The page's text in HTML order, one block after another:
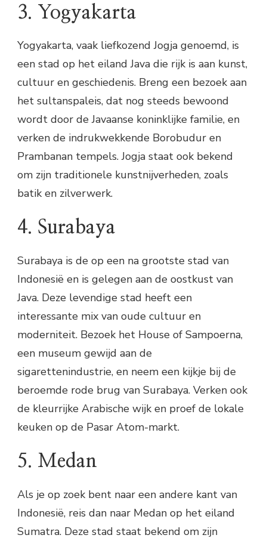
3. Yogyakarta
Yogyakarta, vaak liefkozend Jogja genoemd, is
een stad op het eiland Java die rijk is aan kunst,
cultuur en geschiedenis. Breng een bezoek aan
het sultanspaleis, dat nog steeds bewoond
wordt door de Javaanse koninklijke familie, en
verken de indrukwekkende Borobudur en
Prambanan tempels. Jogja staat ook bekend
om zijn traditionele kunstnijverheden, zoals
batik en zilverwerk.
4. Surabaya
Surabaya is de op een na grootste stad van
Indonesië en is gelegen aan de oostkust van
Java. Deze levendige stad heeft een
interessante mix van oude cultuur en
moderniteit. Bezoek het House of Sampoerna,
een museum gewijd aan de
sigarettenindustrie, en neem een kijkje bij de
beroemde rode brug van Surabaya. Verken ook
de kleurrijke Arabische wijk en proef de lokale
keuken op de Pasar Atom-markt.
5. Medan
Als je op zoek bent naar een andere kant van
Indonesië, reis dan naar Medan op het eiland
Sumatra. Deze stad staat bekend om zijn